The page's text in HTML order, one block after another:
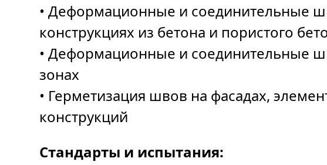
• Деформационные и соединительные
конструкциях из бетона и пористого
• Деформационные и соединительные
зонах
• Герметизация швов на фасадах,
конструкций
Стандарты и испытания: